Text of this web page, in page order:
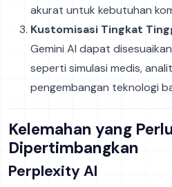
akurat untuk kebutuhan
Kustomisasi Tingkat
Gemini AI dapat
seperti simulasi medis,
pengembangan teknologi
Kelemahan yang
Dipertimbangkan
Perplexity AI